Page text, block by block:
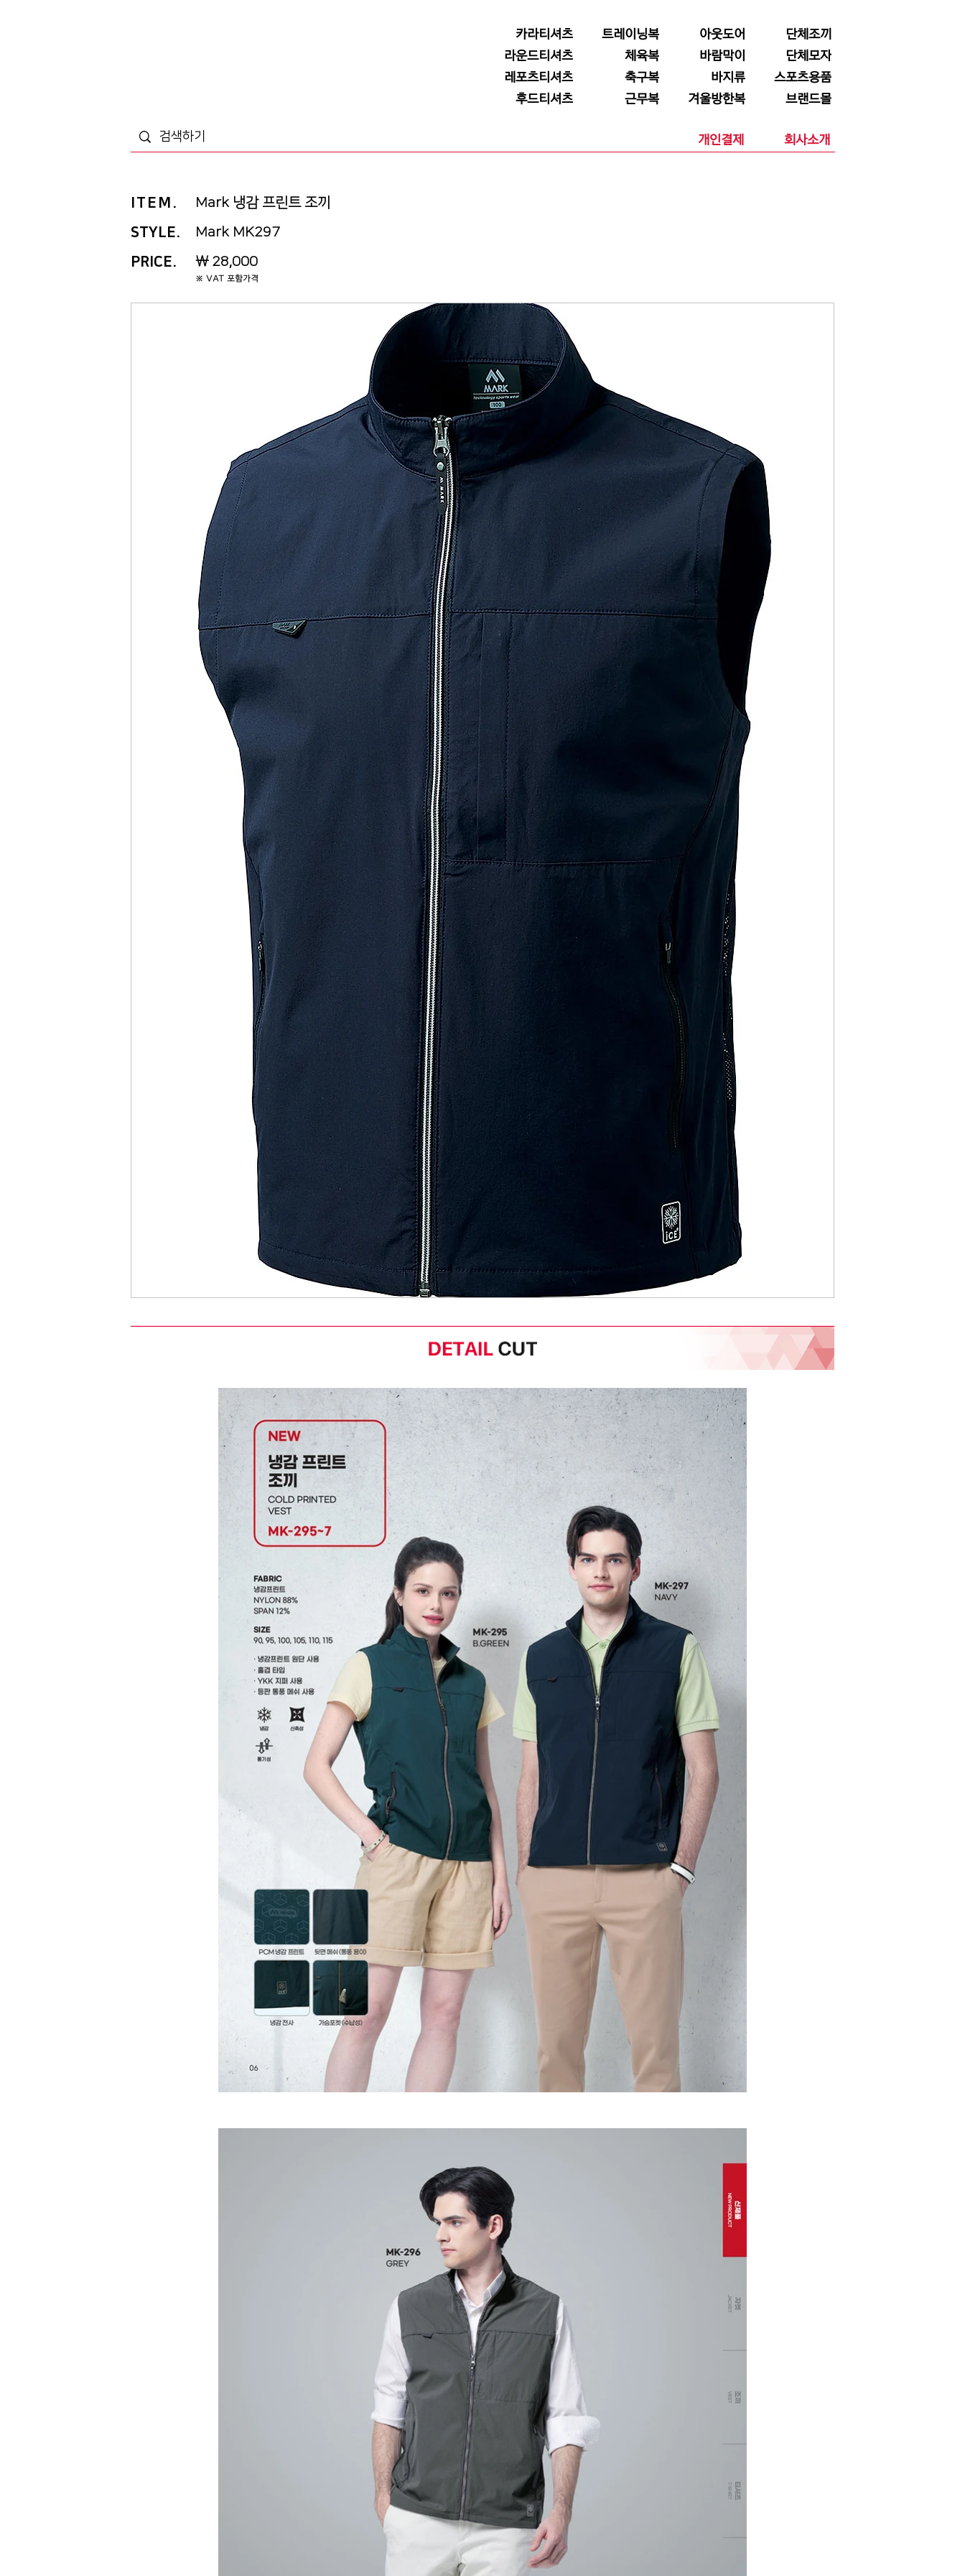
카라티셔츠 트레이닝복 아웃도어
단체조끼
라운드티셔츠
체육복 바람막이
단체모자
레포츠티셔츠
축구복 바지류
스포츠용품
후드티셔츠
근무복 겨울방한복 브랜드몰
개인결제 회사소개
ITEM .
Mark 냉감 프린트 조끼
STYLE.
Mark MK297
PRICE.
※ VAT 포함가격
￦ 28,000